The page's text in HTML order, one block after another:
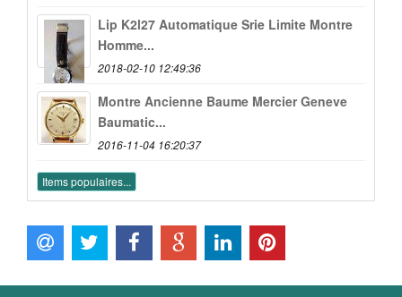
Lip K2l27 Automatique Srie Limite Montre
Homme...
2018-02-10 12:49:36
Montre Ancienne Baume Mercier Geneve
Baumatic...
2016-11-04 16:20:37
Items populaires...